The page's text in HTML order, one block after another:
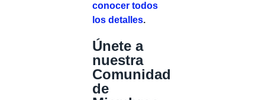
conocer todos
los detalles.
Únete a
nuestra
Comunidad
de